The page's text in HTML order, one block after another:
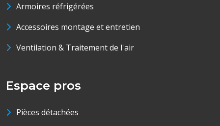
Armoires réfrigérées
Accessoires montage et entretien
Ventilation & Traitement de l'air
Espace pros
Pièces détachées